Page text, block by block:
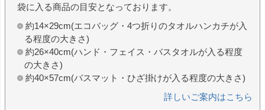
袋に入る商品の目安となっております。
約14×29cm(エコバッグ・4つ折りのタオルハンカチが入
る程度の大きさ)
約26×40cm(ハンド・フェイス・バスタオルが入る程度
の大きさ)
約40×57cm(バスマット・ひざ掛けが入る程度の大きさ)
詳しいご案内はこちら